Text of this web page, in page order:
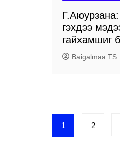
гэхдээ
гайхамшиг
Baigalmaa TS.
Posts
pagination
1 2